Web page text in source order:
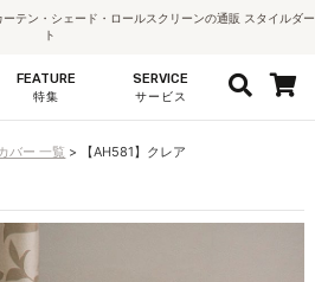
テン・シェード・ロールスクリーンの通販 スタイルダー
ト
FEATURE
特集
SERVICE
サービス
バー 一覧 【AH581】クレア